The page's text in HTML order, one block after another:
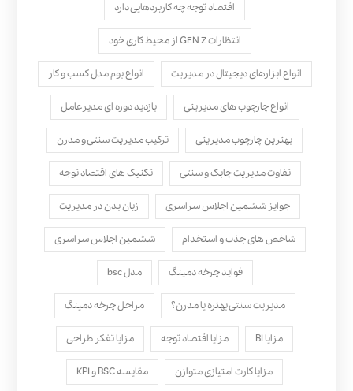
اقتصاد توجه چه کاربردهایی دارد
انتظارات GEN Z از محیط کاری خود
انواع ابزارهای دیجیتال در مدیریت انواع بوم مدل کسب‌ و کار
انواع چارچوب های مدیریتی بازدید دوره ای مدیرعامل
بهترین چارچوب مدیریتی ترکیب مدیریت سنتی و مدرن
تفاوت مدیریت چابک و سنتی تکنیک های اقتصاد توجه
جوایز ششمین اجلاس سراسری زبان بدن در مدیریت
شاخص های جذب و استخدام ششمین اجلاس سراسری
فواید چرخه دمینگ مدل bsc
مدیریت سنتی بهتره یا مدرن؟ مراحل چرخه دمینگ
مزایا BI مزایا اقتصاد توجه مزایا تفکر طراحی
مزایا کارت امتیازی متوازن مقایسه BSC و KPI